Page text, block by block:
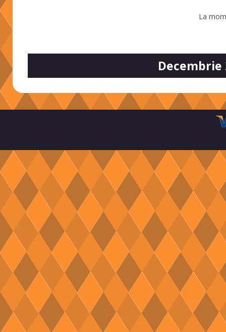
La
Decembrie